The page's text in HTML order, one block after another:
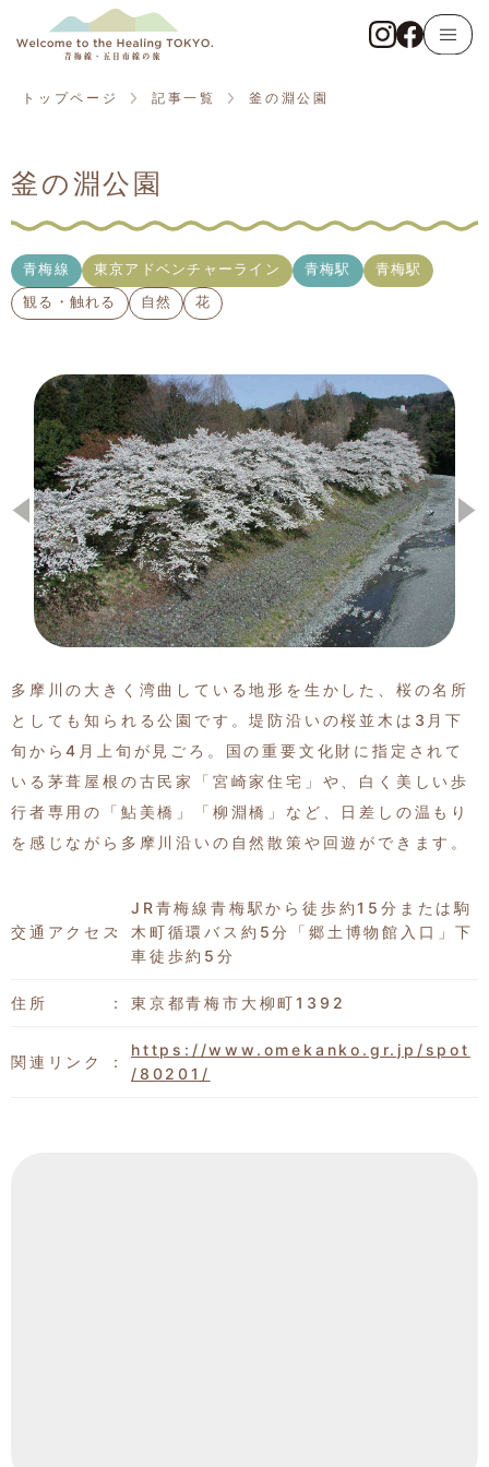
記事一覧
観る・触れる
食べる・飲む
泊まる・癒やされる
季節の特集記事
トップページ 記事一覧 釜の淵公園
釜の淵公園
青梅線 東京アドベンチャーライン 青梅駅
青梅駅
観る・触れる
自然 花
多摩川の大きく湾曲している地形を生かした、桜の名所
としても知られる公園です。堤防沿いの桜並木は3月下
旬から4月上旬が見ごろ。国の重要文化財に指定されて
いる茅葺屋根の古民家「宮崎家住宅」や、白く美しい歩
行者専用の「鮎美橋」「柳淵橋」など、日差しの温もり
を感じながら多摩川沿いの自然散策や回遊ができます。
交通アクセス
JR青梅線青梅駅から徒歩約15分または駒
木町循環バス約5分「郷土博物館入口」下
車徒歩約5分
住所 東京都青梅市大柳町1392
関連リンク
https://www.omekanko.gr.jp/spot
/80201/